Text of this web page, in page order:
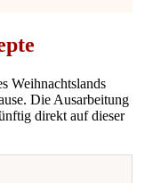
Weihnachtslands
Die Ausarbeitung
direkt auf dieser